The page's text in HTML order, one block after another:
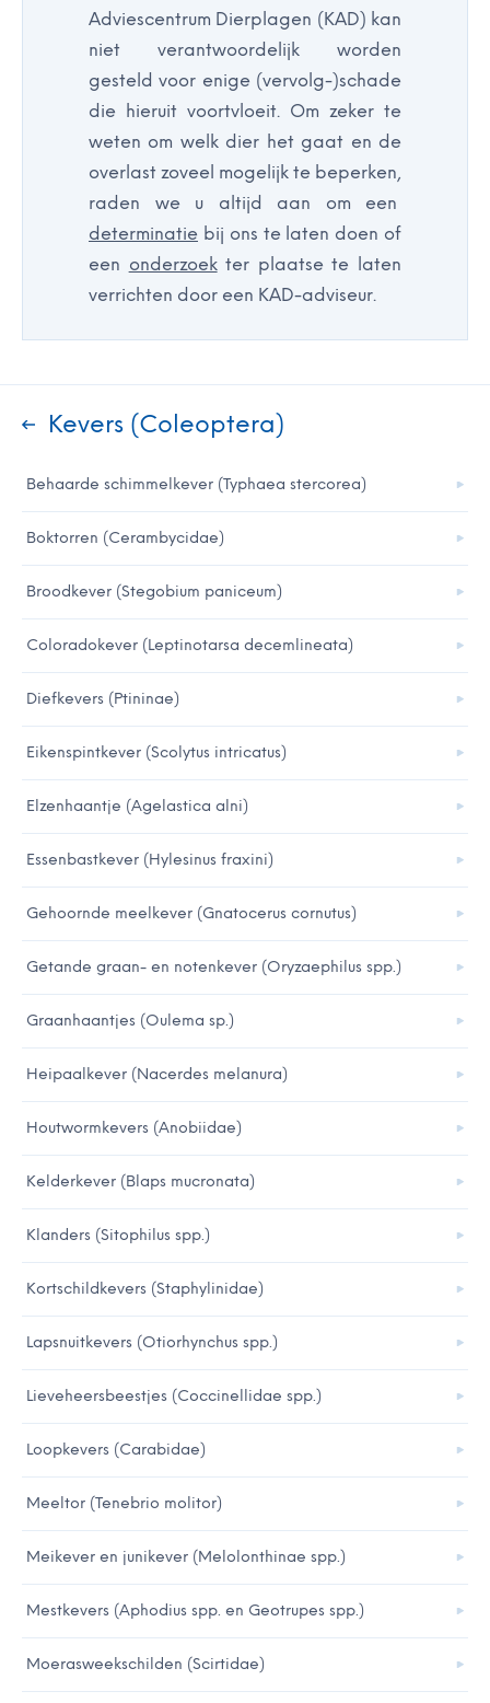
Kevers (Coleoptera)
Behaarde schimmelkever (Typhaea stercorea)
Boktorren (Cerambycidae)
Broodkever (Stegobium paniceum)
Coloradokever (Leptinotarsa decemlineata)
Diefkevers (Ptininae)
Eikenspintkever (Scolytus intricatus)
Elzenhaantje (Agelastica alni)
Essenbastkever (Hylesinus fraxini)
Gehoornde meelkever (Gnatocerus cornutus)
Getande graan- en notenkever (Oryzaephilus spp.)
Graanhaantjes (Oulema sp.)
Heipaalkever (Nacerdes melanura)
Houtwormkevers (Anobiidae)
Kelderkever (Blaps mucronata)
Klanders (Sitophilus spp.)
Kortschildkevers (Staphylinidae)
Lapsnuitkevers (Otiorhynchus spp.)
Lieveheersbeestjes (Coccinellidae spp.)
Loopkevers (Carabidae)
Meeltor (Tenebrio molitor)
Meikever en junikever (Melolonthinae spp.)
Mestkevers (Aphodius spp. en Geotrupes spp.)
Moerasweekschilden (Scirtidae)
Adviescentrum Dierplagen (KAD) kan
niet verantwoordelijk worden
gesteld voor enige (vervolg-)schade
die hieruit voortvloeit. Om zeker te
weten om welk dier het gaat en de
overlast zoveel mogelijk te beperken,
raden we u altijd aan om een
determinatie bij ons te laten doen of
een onderzoekter plaatse te laten
verrichten door een KAD-adviseur.